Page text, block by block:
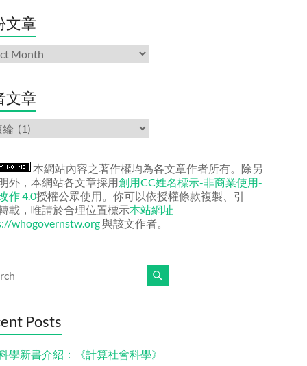
文章
文章
本網站內容之著作權均為各文章作者所有。除另
外，本網站各文章採用創用CC姓名標示-非商業使用-
作 4.0授權公眾使用。你可以依授權條款複製、引
載，唯請於合理位置標示本站網址
whogovernstw.org與該文作者。
Posts
學新書介紹：《計算社會科學》